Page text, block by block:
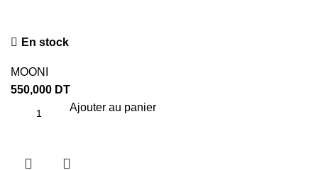
En stock
MOONI
550,000 DT
Ajouter au panier